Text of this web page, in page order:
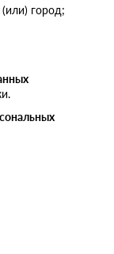
город;